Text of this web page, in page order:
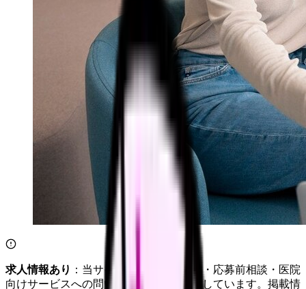
求人情報あり ：当サイトは自社求人通知・応募前相談・医院
向けサービスへの問い合わせ導線を設置しています。掲載情